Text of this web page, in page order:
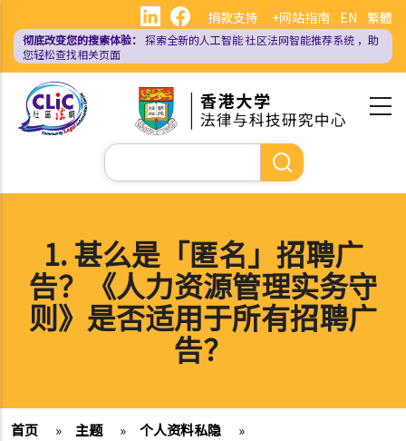
主
EN 繁體
捐款支持 +网站指南
彻底改变您的搜索体验： 探索全新的人工智能社区法网智能推荐系统 ，助
您轻松查找相关页面
搜
索
1. 甚么是「匿名」招聘广
告？《人力资源管理实务守
则》是否适用于所有招聘广
告？
首页 » 主题 » 个人资料私隐
»